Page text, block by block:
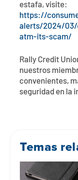
estafa, visite:
https://
alerts/2024/03/
atm-its-scam/
Rally Credit
nuestros
convenientes,
seguridad en la
Temas